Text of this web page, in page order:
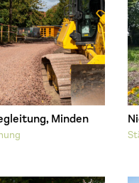
Minden